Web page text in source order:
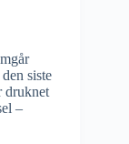
siste
druknet
–